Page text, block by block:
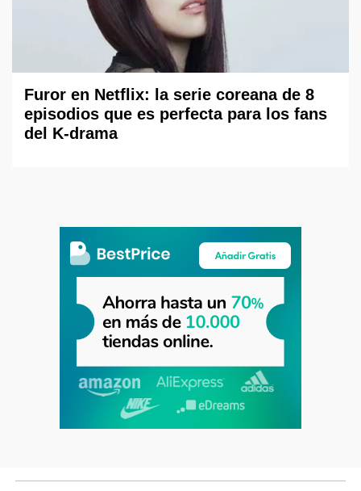
Furor en Netflix: la serie coreana de 8
episodios que es perfecta para los fans
del K-drama